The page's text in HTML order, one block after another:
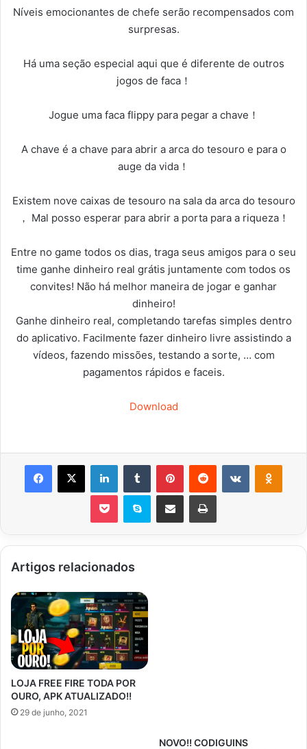
Níveis emocionantes de chefe serão recompensados ​​com
surpresas.
Há uma seção especial aqui que é diferente de outros
jogos de faca！
Jogue uma faca flippy para pegar a chave！
A chave é a chave para abrir a arca do tesouro e para o
auge da vida！
Existem nove caixas de tesouro na sala da arca do tesouro
， Mal posso esperar para abrir a porta para a riqueza！
Entre no game todos os dias, traga seus amigos para o seu
time ganhe dinheiro real grátis juntamente com todos os
convites! Não há melhor maneira de jogar e ganhar
dinheiro!
Ganhe dinheiro real, completando tarefas simples dentro
do aplicativo. Facilmente fazer dinheiro livre assistindo a
vídeos, fazendo missões, testando a sorte, … com
pagamentos rápidos e faceis.
Download
Facebook
X LinkedinTumblr PinterestReddit VK OK
Pocket Skype Compartilhar via e-mail Imprimir
Artigos relacionados
LOJA FREE FIRE TODA POR
OURO, APK ATUALIZADO!!
29 de junho, 2021
NOVO!! CODIGUINS